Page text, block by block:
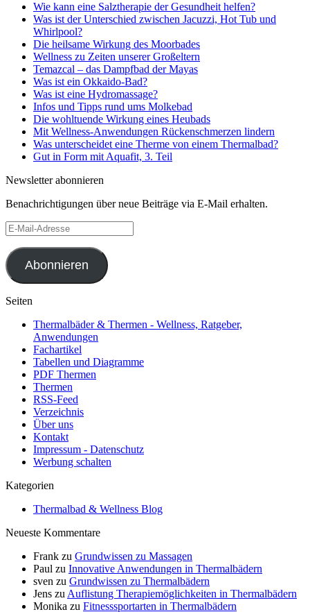
Wie kann eine Salztherapie der Gesundheit helfen?
Was ist der Unterschied zwischen Jacuzzi, Hot Tub und
Whirlpool?
Die heilsame Wirkung des Moorbades
Wellness zu Zeiten unserer Großeltern
Temazcal – das Dampfbad der Mayas
Was ist ein Okkaido-Bad?
Was ist eine Hydromassage?
Infos und Tipps rund ums Molkebad
Die wohltuende Wirkung eines Heubads
Mit Wellness-Anwendungen Rückenschmerzen lindern
Was unterscheidet eine Therme von einem Thermalbad?
Gut in Form mit Aquafit, 3. Teil
Newsletter abonnieren
Benachrichtigungen über neue Beiträge via E-Mail erhalten.
E-
Mail-
Adresse
Abonnieren
Seiten
Thermalbäder & Thermen - Wellness, Ratgeber,
Anwendungen
Fachartikel
Tabellen und Diagramme
PDF Thermen
Thermen
RSS-Feed
Verzeichnis
Über uns
Kontakt
Impressum - Datenschutz
Werbung schalten
Kategorien
Thermalbad & Wellness Blog
Neueste Kommentare
Frank zu Grundwissen zu Massagen
Paul zu Innovative Anwendungen in Thermalbädern
sven zu Grundwissen zu Thermalbädern
Jens zuAuflistung Therapiemöglichkeiten in Thermalbädern
Monika zu Fitnesssportarten in Thermalbädern